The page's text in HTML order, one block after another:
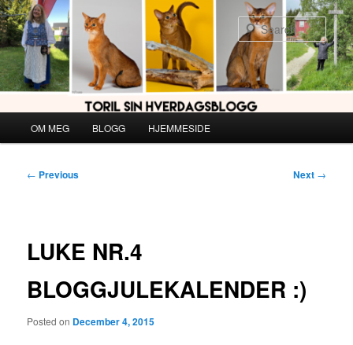
Skip
to
primary
content
OM MEG BLOGG HJEMMESIDE
Post
← Previous Next →
LUKE NR.4
BLOGGJULEKALENDER :)
Posted on December 4, 2015